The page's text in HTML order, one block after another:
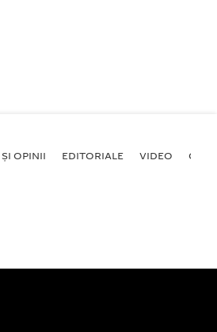
OPINII EDITORIALE VIDEO